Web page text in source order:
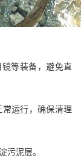
等装备，避免直
运行，确保清理
污泥层。